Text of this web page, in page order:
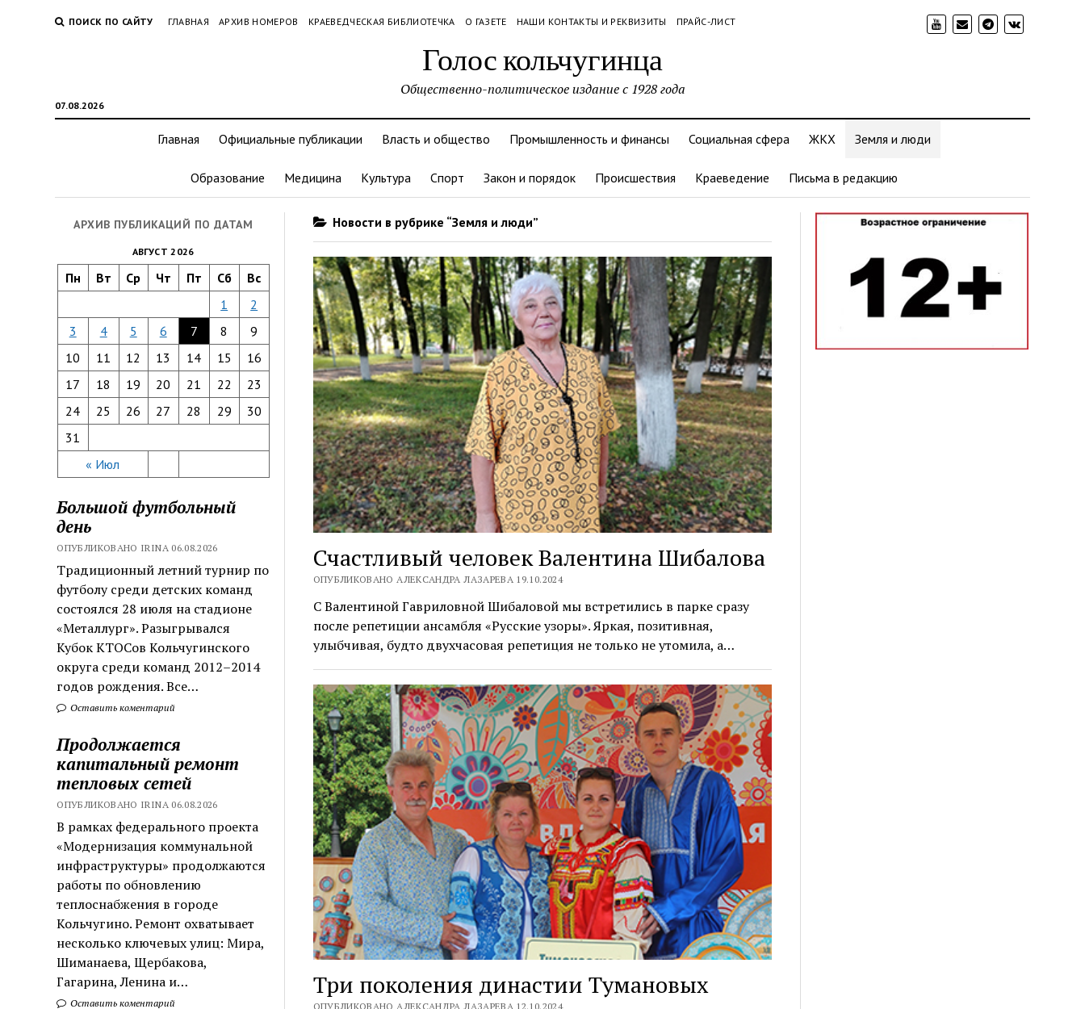
ПОИСК ПО САЙТУ ГЛАВНАЯ АРХИВ НОМЕРОВ КРАЕВЕДЧЕСКАЯ БИБЛИОТЕЧКА О ГАЗЕТЕ НАШИ КОНТАКТЫ И РЕКВИЗИТЫ ПРАЙС-ЛИСТ
Голос кольчугинца
07.08.2026
Общественно-политическое издание с 1928 года
Главная Официальные публикации Власть и общество Промышленность и финансы Социальная сфера ЖКХ Земля и люди
Образование Медицина Культура Спорт Закон и порядок Происшествия Краеведение Письма в редакцию
АРХИВ ПУБЛИКАЦИЙ ПО ДАТАМ
АВГУСТ 2026
Пн Вт Ср Чт Пт Сб Вс
« Июл
1
2
3
4 5 6 7 8
9
10
11 12 13 14 15
16
17
18 19 20 21 22
23
24
25 26 27 28 29
30
31
Большой футбольный
день
ОПУБЛИКОВАНО IRINA 06.08.2026
Традиционный летний турнир по
футболу среди детских команд
состоялся 28 июля на стадионе
«Металлург». Разыгрывался
Кубок КТОСов Кольчугинского
округа среди команд 2012–2014
годов рождения. Все…
Оставить коментарий
Продолжается
капитальный ремонт
тепловых сетей
ОПУБЛИКОВАНО IRINA 06.08.2026
В рамках федерального проекта
«Модернизация коммунальной
инфраструктуры» продолжаются
работы по обновлению
теплоснабжения в городе
Кольчугино. Ремонт охватывает
несколько ключевых улиц: Мира,
Шиманаева, Щербакова,
Гагарина, Ленина и…
Оставить коментарий
Новости в рубрике “Земля и люди”
Счастливый человек Валентина Шибалова
ОПУБЛИКОВАНО АЛЕКСАНДРА ЛАЗАРЕВА 19.10.2024
С Валентиной Гавриловной Шибаловой мы встретились в парке сразу
после репетиции ансамбля «Русские узоры». Яркая, позитивная,
улыбчивая, будто двухчасовая репетиция не только не утомила, а…
Три поколения династии Тумановых
ОПУБЛИКОВАНО АЛЕКСАНДРА ЛАЗАРЕВА 12.10.2024